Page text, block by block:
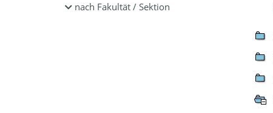
nach Fakultät / Sektion